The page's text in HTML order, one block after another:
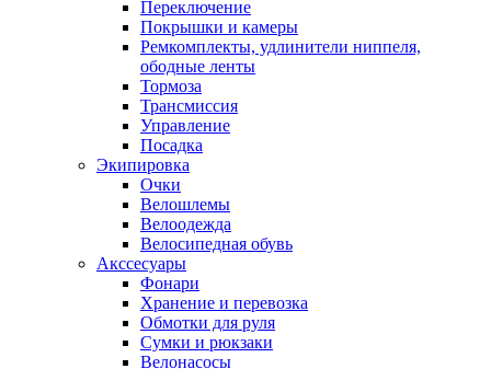
Переключение
Покрышки и камеры
Ремкомплекты, удлинители ниппеля,
ободные ленты
Тормоза
Трансмиссия
Управление
Посадка
Экипировка
Очки
Велошлемы
Велоодежда
Велосипедная обувь
Акссесуары
Фонари
Хранение и перевозка
Обмотки для руля
Сумки и рюкзаки
Велонасосы